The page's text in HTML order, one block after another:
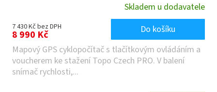
Skladem u dodavatele
7 430 Kč bez DPH
8 990 Kč
Do košíku
Mapový GPS cyklopočítač s tlačítkovým ovládáním a
voucherem ke stažení Topo Czech PRO. V balení
snímač rychlosti,...